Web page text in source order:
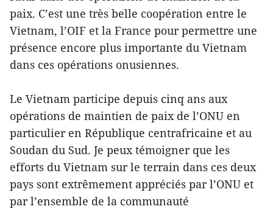
paix. C’est une très belle coopération entre le
Vietnam, l’OIF et la France pour permettre une
présence encore plus importante du Vietnam
dans ces opérations onusiennes.
Le Vietnam participe depuis cinq ans aux
opérations de maintien de paix de l’ONU en
particulier en République centrafricaine et au
Soudan du Sud. Je peux témoigner que les
efforts du Vietnam sur le terrain dans ces deux
pays sont extrêmement appréciés par l’ONU et
par l’ensemble de la communauté